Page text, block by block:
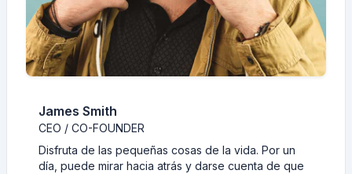
James Smith
CEO / CO-FOUNDER
Disfruta de las pequeñas cosas de la vida. Por un
día, puede mirar hacia atrás y darse cuenta de que